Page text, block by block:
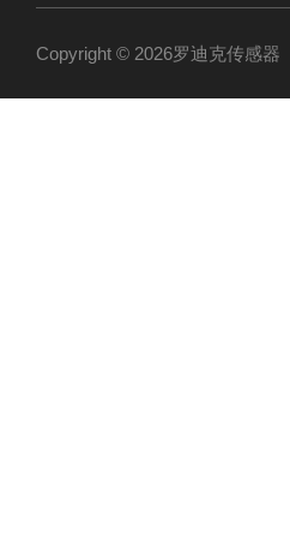
Copyright © 2026罗迪克传感